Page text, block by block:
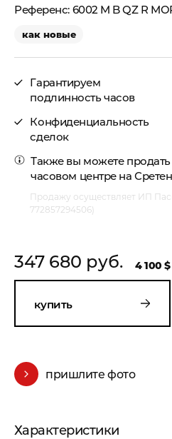
6002 M B QZ R
как новые
Гарантируем
подлинность часов
Конфиденциальность
сделок
Также вы можете
часовом центре на
Продажу осуществляет ИП
772857294506)
347 680 руб. 4 100 $
купить
пришлите фото
Характеристики